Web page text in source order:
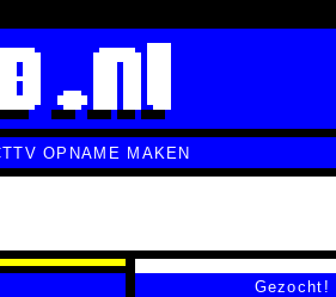
TV OPNAME MAKEN
Gezocht!